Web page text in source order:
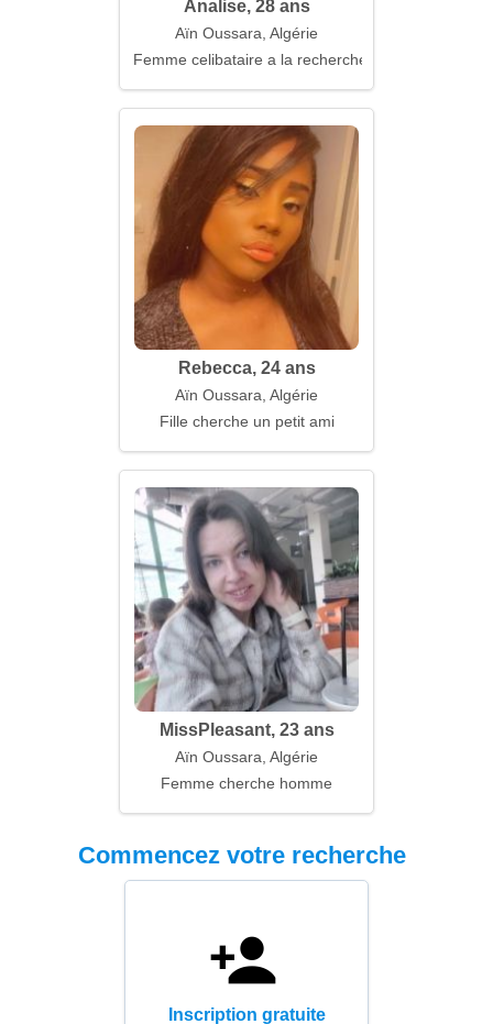
Analise, 28 ans
Aïn Oussara, Algérie
Femme celibataire a la recherche d'un mari
Rebecca, 24 ans
Aïn Oussara, Algérie
Fille cherche un petit ami
MissPleasant, 23 ans
Aïn Oussara, Algérie
Femme cherche homme
Commencez votre recherche
Inscription gratuite